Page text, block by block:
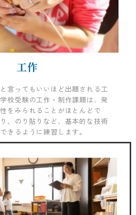
工作
言ってもいいほど出題される工
校受験の工作・制作課題は、発
をみられることがほとんどで
、のり貼りなど、基本的な技術
きるように練習します。